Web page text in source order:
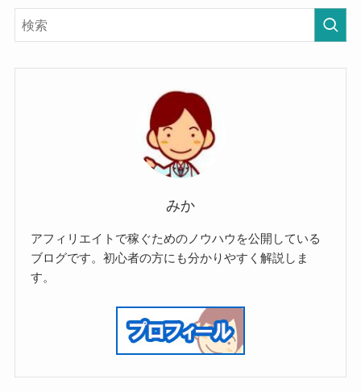
みか
アフィリエイトで稼ぐためのノウハウを公開している
ブログです。初心者の方にも分かりやすく解説しま
す。